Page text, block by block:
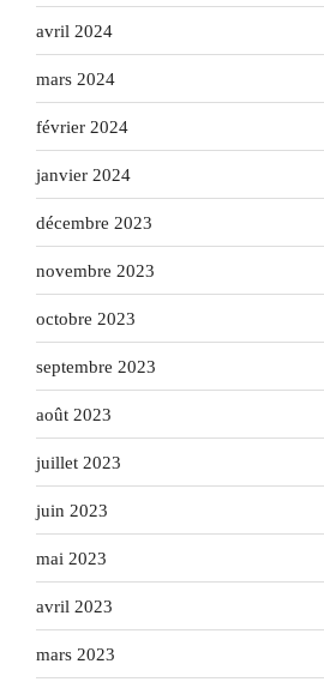
avril 2024
mars 2024
février 2024
janvier 2024
décembre 2023
novembre 2023
octobre 2023
septembre 2023
août 2023
juillet 2023
juin 2023
mai 2023
avril 2023
mars 2023